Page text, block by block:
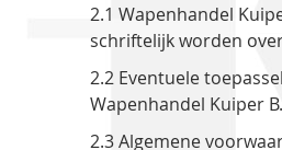
2.1 Wapenhandel
schriftelijk worden
2.2 Eventuele
Wapenhandel Kuiper
2.3 Algemene